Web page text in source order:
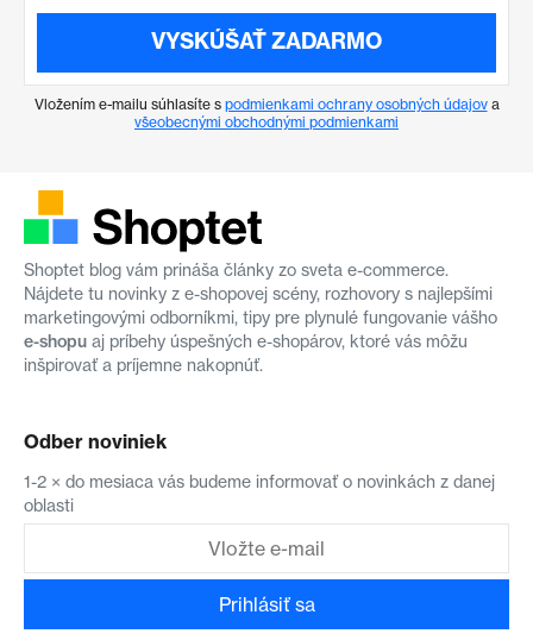
VYSKÚŠAŤ ZADARMO
Vložením e-mailu súhlasíte s podmienkami ochrany osobných údajova
všeobecnými obchodnými podmienkami
Shoptet blog vám prináša články zo sveta e-commerce.
Nájdete tu novinky z e-shopovej scény, rozhovory s najlepšími
marketingovými odborníkmi, tipy pre plynulé fungovanie vášho
e-shopu aj príbehy úspešných e-shopárov, ktoré vás môžu
inšpirovať a príjemne nakopnúť.
Odber noviniek
1-2 × do mesiaca vás budeme informovať o novinkách z danej
oblasti
Prihlásiť sa